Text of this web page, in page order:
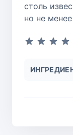
столь
но не